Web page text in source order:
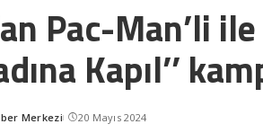
Pac-Man’li
Kapıl’’
Merkezi 20 Mayıs 2024